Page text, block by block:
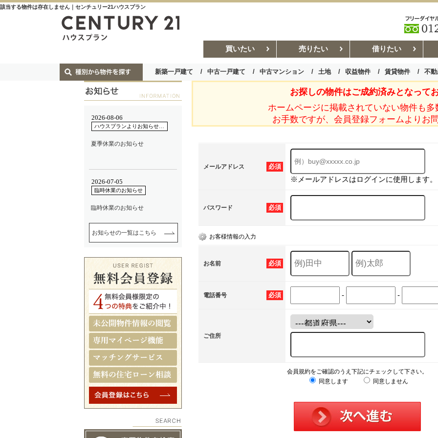
該当する物件は存在しません｜センチュリー21ハウスプラン
買いたい 売りたい 借りたい
新築一戸建て 中古一戸建て 中古マンション 土地 収益物件 賃貸物件 不
お部屋探しコラム 賃貸管理コ
お探しの物件はご成約済みとなってお
ホームページに掲載されていない物件も多
お手数ですが、会員登録フォームよりお
必須
メールアドレス
※メールアドレスはログインに使用します。
必須
パスワード
お客様情報の入力
必須
お名前
必須
電話番号 - -
ご住所
会員規約をご確認のうえ下記にチェックして下さい。
同意します
同意しません
お知らせの一覧はこちら